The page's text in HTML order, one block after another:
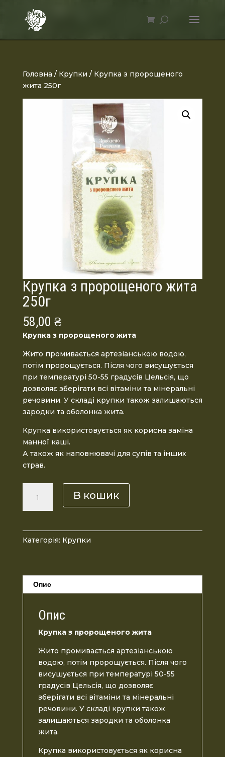
Головна / Крупки / Крупка з пророщеного
жита 250г
Крупка з пророщеного жита
250г
58,00 ₴
Крупка з пророщеного жита
Жито промивається артезіанською водою,
потім пророщується. Після чого висушується
при температурі 50-55 градусів Цельсія, що
дозволяє зберігати всі вітаміни та мінеральні
речовини. У складі крупки також залишаються
зародки та оболонка жита.
Крупка використовується як корисна заміна
манної каші.
А також як наповнювачі для супів та інших
страв.
пророщеного
кількість
В кошик
Категорія: Крупки
Опис
Опис
Крупка з пророщеного жита
Жито промивається артезіанською
водою, потім пророщується. Після чого
висушується при температурі 50-55
градусів Цельсія, що дозволяє
зберігати всі вітаміни та мінеральні
речовини. У складі крупки також
залишаються зародки та оболонка
жита.
Крупка використовується як корисна